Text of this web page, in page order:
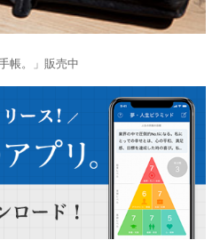
帳。」販売中